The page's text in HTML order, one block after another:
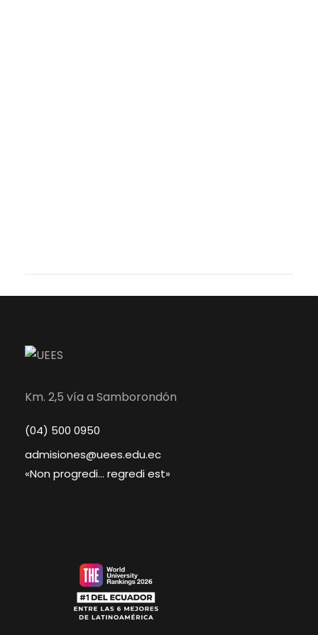
Km. 2,5 vía a Samborondón
(04) 500 0950
admisiones@uees.edu.ec
«Non progredi… regredi est»